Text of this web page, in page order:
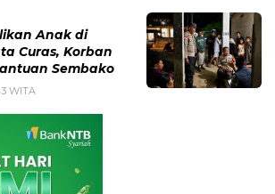
Anak di
Curas, Korban
Sembako
WITA